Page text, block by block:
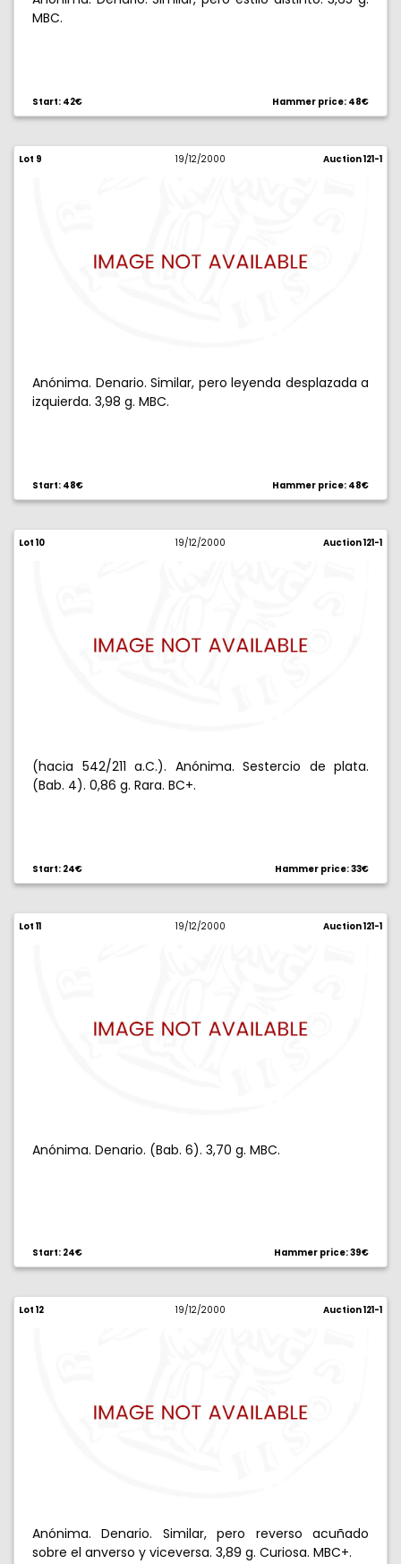
MBC.
Start: 42€ Hammer price: 48€
Lot 9 19/12/2000 Auction 121-1
Anónima. Denario. Similar, pero leyenda desplazada a
izquierda. 3,98 g. MBC.
Start: 48€ Hammer price: 48€
Lot 10 19/12/2000 Auction 121-1
(hacia 542/211 a.C.). Anónima. Sestercio de plata.
(Bab. 4). 0,86 g. Rara. BC+.
Start: 24€ Hammer price: 33€
Lot 11 19/12/2000 Auction 121-1
Anónima. Denario. (Bab. 6). 3,70 g. MBC.
Start: 24€ Hammer price: 39€
Lot 12 19/12/2000 Auction 121-1
Anónima. Denario. Similar, pero reverso acuñado
sobre el anverso y viceversa. 3,89 g. Curiosa. MBC+.